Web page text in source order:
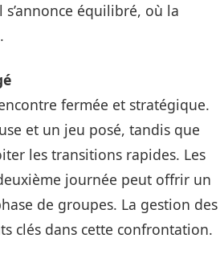
équilibré, où la
fermée et stratégique.
et un jeu posé, tandis que
les transitions rapides. Les
journée peut offrir un
de groupes. La gestion des
clés dans cette confrontation.